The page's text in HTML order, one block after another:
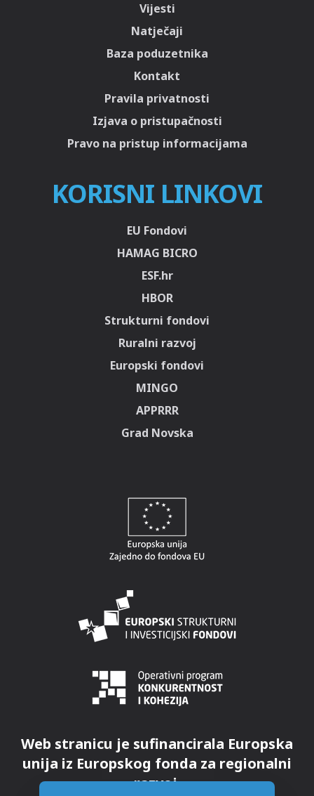
Vijesti
Natječaji
Baza poduzetnika
Kontakt
Pravila privatnosti
Izjava o pristupačnosti
Pravo na pristup informacijama
KORISNI LINKOVI
EU Fondovi
HAMAG BICRO
ESF.hr
HBOR
Strukturni fondovi
Ruralni razvoj
Europski fondovi
MINGO
APPRRR
Grad Novska
Web stranicu je sufinancirala Europska
unija iz Europskog fonda za regionalni
razvoj.